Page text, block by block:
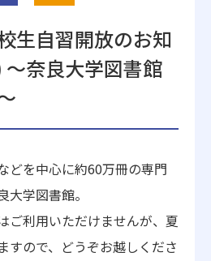
在学生の方へ
一般・企業の方
法人本部
生自習開放のお知
奈良大学図書館
どを中心に約60万冊の専門
学図書館。
ご利用いただけませんが、夏
すので、どうぞお越しくださ